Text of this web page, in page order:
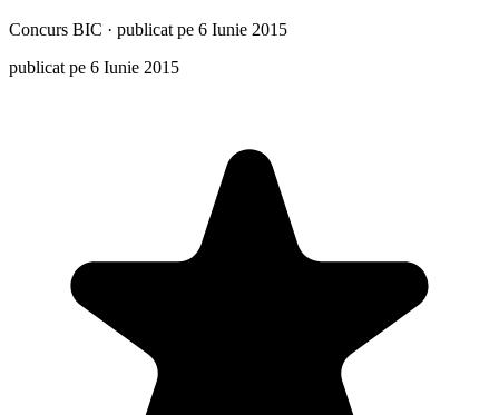
Concurs BIC · publicat pe 6 Iunie 2015
publicat pe 6 Iunie 2015